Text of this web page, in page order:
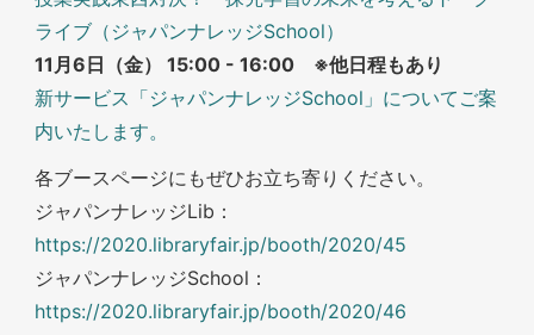
ライブ（ジャパンナレッジSchool）
11月6日（金） 15:00 - 16:00 ※他日程もあり
新サービス「ジャパンナレッジSchool」についてご案
内いたします。
各ブースページにもぜひお立ち寄りください。
ジャパンナレッジLib：
https://2020.libraryfair.jp/booth/2020/45
ジャパンナレッジSchool：
https://2020.libraryfair.jp/booth/2020/46